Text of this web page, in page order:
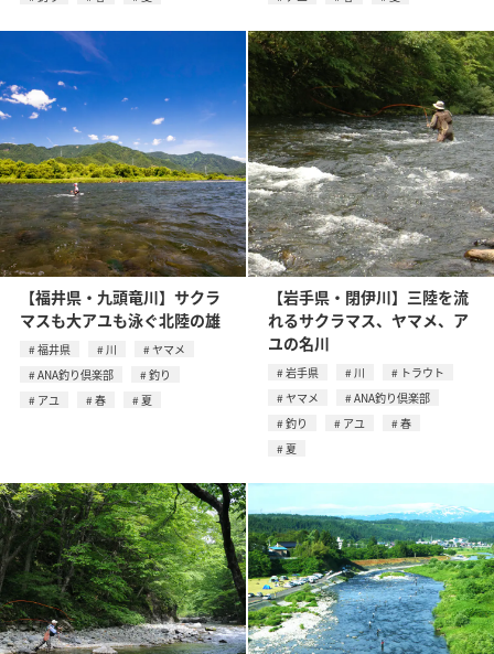
【福井県・九頭竜川】サクラ
マスも大アユも泳ぐ北陸の雄
福井県 川
ヤマメ
ANA釣り倶楽部
釣り
アユ
春 夏
【岩手県・閉伊川】三陸を流
れるサクラマス、ヤマメ、ア
ユの名川
岩手県 川
トラウト
ヤマメ
ANA釣り倶楽部
釣り
アユ
春
夏